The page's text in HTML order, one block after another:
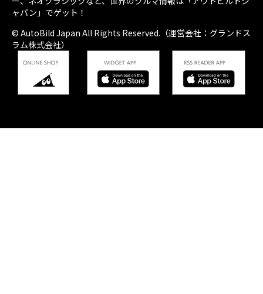
ャパン」でゲット！
© AutoBild Japan All Rights Reserved.（運営会社：グランドス
ラム株式会社）